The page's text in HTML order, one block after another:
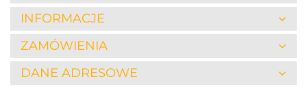
INFORMACJE
ZAMÓWIENIA
DANE ADRESOWE